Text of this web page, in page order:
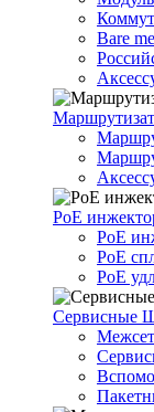
Bare
PoE
PoE
PoE
PoE
Сервисные